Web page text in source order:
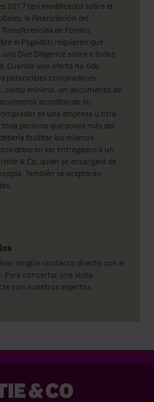
2017 (así modificado) sobre el
la Financiación del
de Fondos
el Pagador) requieren que
una Due Diligence sobre a todos
Cuando una oferta ha sido
potenciales compradores
como mínimo, un documento de
acreditando su
es una empresa u otra
persona que posea más del
facilitar los mismos
deberán ser entregados a un
& Co, quien se encargará de
También se aceptarán
ningún contacto directo con el
Para concertar una visita,
con nuestros expertos.